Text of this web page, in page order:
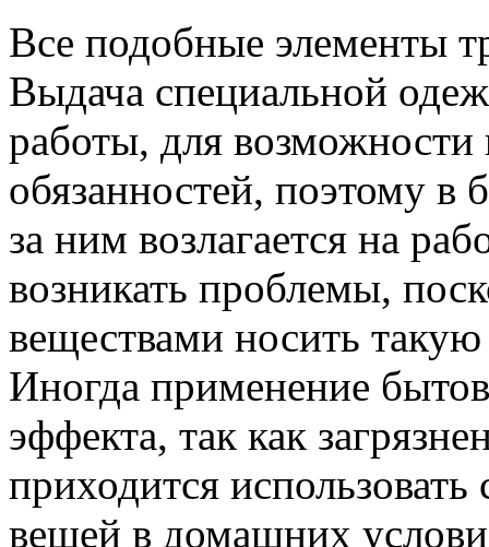
Все подобные элементы
Выдача специальной
работы, для
обязанностей, поэтому в
за ним возлагается на
возникать проблемы,
веществами носить
Иногда применение
эффекта, так как
приходится
вещей в домашних